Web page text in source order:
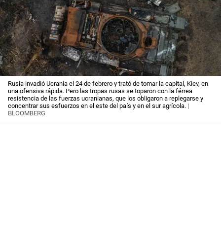
Rusia invadió Ucrania el 24 de febrero y trató de tomar la capital, Kiev, en
una ofensiva rápida. Pero las tropas rusas se toparon con la férrea
resistencia de las fuerzas ucranianas, que los obligaron a replegarse y
concentrar sus esfuerzos en el este del país y en el sur agrícola. |
BLOOMBERG